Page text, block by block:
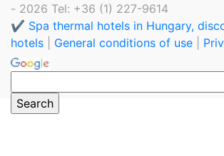
- 2026 Tel: +36 (1) 227-9614
✔️ Spa thermal hotels in Hungary,
hotels
General conditions of use